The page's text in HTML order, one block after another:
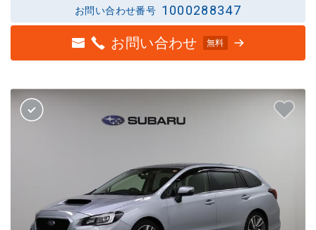
お問い合わせ番号 1000288347
お問い合わせ 無料